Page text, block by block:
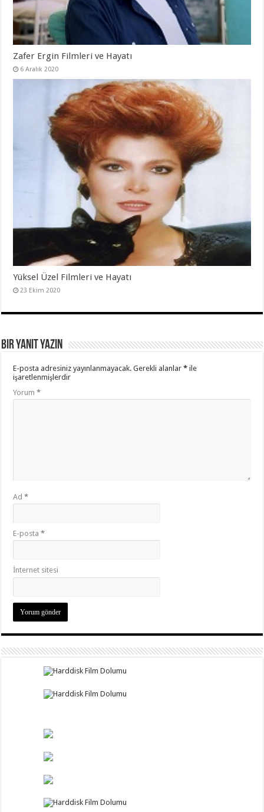
Zafer Ergin Filmleri ve Hayatı
6 Aralık 2020
Yüksel Üzel Filmleri ve Hayatı
23 Ekim 2020
Bir yanıt yazın
E-posta adresiniz yayınlanmayacak. Gerekli alanlar* ile
işaretlenmişlerdir
Yorum*
Ad*
E-posta*
İnternet sitesi